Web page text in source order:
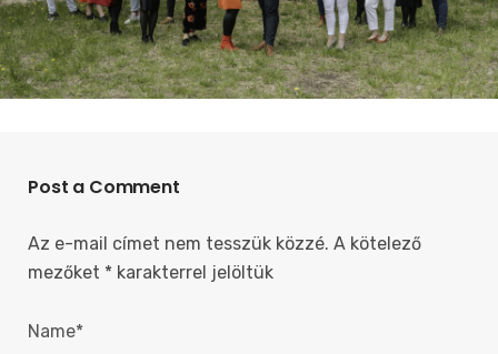
Post a Comment
Az e-mail címet nem tesszük közzé. A kötelező
mezőket * karakterrel jelöltük